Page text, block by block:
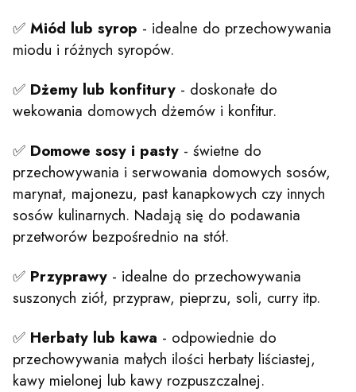
✅ Miód lub syrop - idealne do przechowywania
miodu i różnych syropów.
✅ Dżemy lub konfitury - doskonałe do
wekowania domowych dżemów i konfitur.
✅ Domowe sosy i pasty - świetne do
przechowywania i serwowania domowych sosów,
marynat, majonezu, past kanapkowych czy innych
sosów kulinarnych. Nadają się do podawania
przetworów bezpośrednio na stół.
✅ Przyprawy - idealne do przechowywania
suszonych ziół, przypraw, pieprzu, soli, curry itp.
✅ Herbaty lub kawa - odpowiednie do
przechowywania małych ilości herbaty liściastej,
kawy mielonej lub kawy rozpuszczalnej.